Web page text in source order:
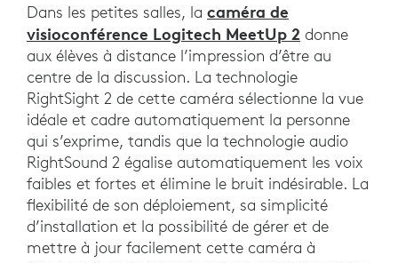
Dans les petites salles, la caméra de
visioconférence Logitech MeetUp 2 donne
aux élèves à distance l’impression d’être au
centre de la discussion. La technologie
RightSight 2 de cette caméra sélectionne la vue
idéale et cadre automatiquement la personne
qui s’exprime, tandis que la technologie audio
RightSound 2 égalise automatiquement les voix
faibles et fortes et élimine le bruit indésirable. La
flexibilité de son déploiement, sa simplicité
d’installation et la possibilité de gérer et de
mettre à jour facilement cette caméra à